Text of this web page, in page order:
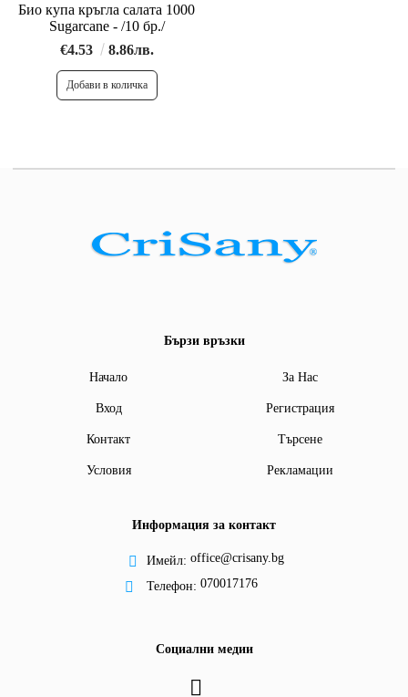
Био купа кръгла салата 1000
Sugarcane - /10 бр./
€4.53
8.86лв.
Бързи връзки
Начало За Нас
Вход Регистрация
Контакт Търсене
Условия Рекламации
Информация за контакт
Имейл: office@crisany.bg
Телефон: 070017176
Социални медии